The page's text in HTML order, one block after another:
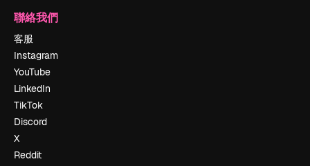
聯絡我們
客服
Instagram
YouTube
LinkedIn
TikTok
Discord
X
Reddit